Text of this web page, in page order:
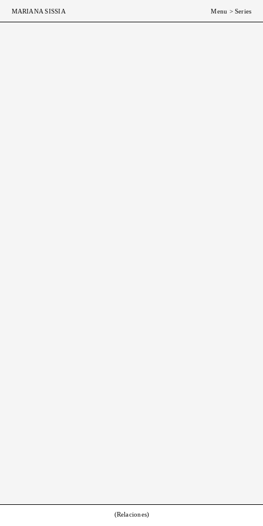
MARIANA SISSIA Menu >Series
ESPENG
(Relaciones)